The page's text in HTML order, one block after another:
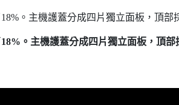
。主機護蓋分成四片獨立面板，頂
。主機護蓋分成四片獨立面板，頂